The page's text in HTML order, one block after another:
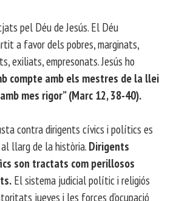
pel Déu de Jesús. El Déu
a favor dels pobres, marginats,
exiliats, empresonats. Jesús ho
compte amb els mestres de la llei
mes rigor” (Marc 12, 38-40).
contra dirigents cívics i polítics es
llarg de la història. Dirigents
son tractats com perillosos
El sistema judicial polític i religiós
jueves i les forces d’ocupació